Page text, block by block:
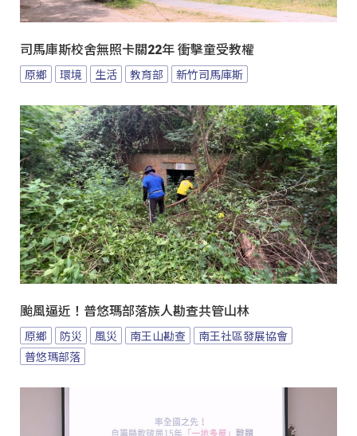
司馬庫斯校舍無照卡關22年 衝擊童受教權
原鄉 環境 生活 教育部 新竹司馬庫斯
颱風逼近！普悠瑪部落族人勘查共管山林
原鄉 防災 風災 南王山勘查
南王社區發展協會
普悠瑪部落